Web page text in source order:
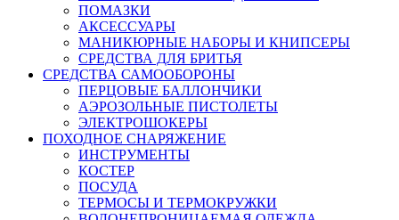
ПОМАЗКИ
АКСЕССУАРЫ
МАНИКЮРНЫЕ НАБОРЫ И КНИПСЕРЫ
СРЕДСТВА ДЛЯ БРИТЬЯ
СРЕДСТВА САМООБОРОНЫ
ПЕРЦОВЫЕ БАЛЛОНЧИКИ
АЭРОЗОЛЬНЫЕ ПИСТОЛЕТЫ
ЭЛЕКТРОШОКЕРЫ
ПОХОДНОЕ СНАРЯЖЕНИЕ
ИНСТРУМЕНТЫ
КОСТЕР
ПОСУДА
ТЕРМОСЫ И ТЕРМОКРУЖКИ